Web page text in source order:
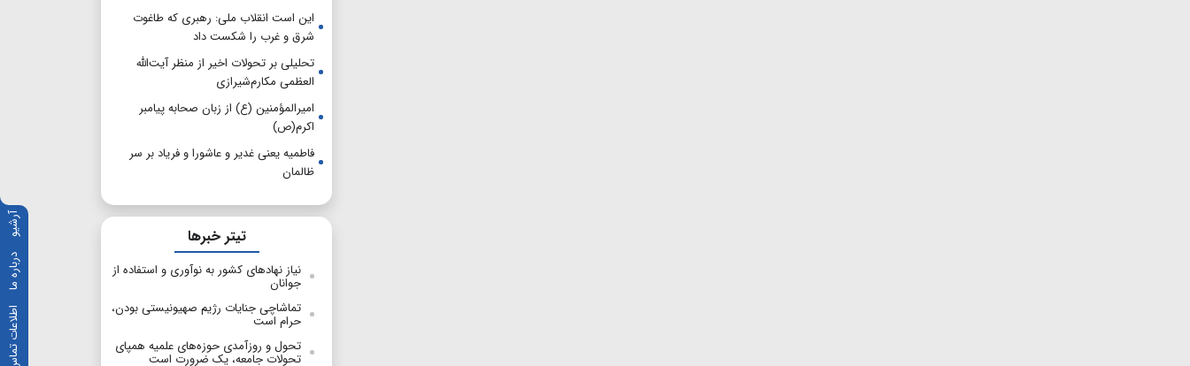
آرشیو
درباره ما
اطلاعات تماس
این است انقلاب ملی: رهبری که طاغوت
شرق و غرب را شکست داد
تحلیلی بر تحولات اخیر از منظر آیت‌الله
العظمی مکارم‌شیرازی
امیرالمؤمنین (ع) از زبان صحابه پیامبر
اکرم(ص)
فاطمیه یعنی غدیر و عاشورا و فریاد بر سر
ظالمان
تیتر خبرها
نیاز نهادهای کشور به نوآوری و استفاده از
جوانان
تماشاچی جنایات رژیم صهیونیستی بودن،
حرام است
تحول و روزآمدی حوزه‌های علمیه همپای
تحولات جامعه، یک ضرورت است